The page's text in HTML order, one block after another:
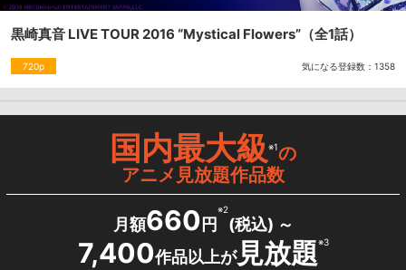
黒崎真音 LIVE TOUR 2016 “Mystical Flowers” （全1話）
720p 気になる登録数： 1358
国内最大級※1の
アニメ見放題作品数
月額660 円
※2
(税込) ～
7,400作品以上が見放題※3